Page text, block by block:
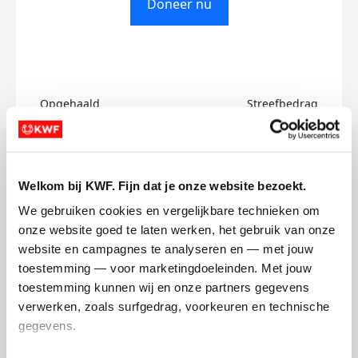
Welkom bij KWF. Fijn dat je onze website bezoekt.
We gebruiken cookies en vergelijkbare technieken om
onze website goed te laten werken, het gebruik van onze
website en campagnes te analyseren en — met jouw
toestemming — voor marketingdoeleinden. Met jouw
toestemming kunnen wij en onze partners gegevens
verwerken, zoals surfgedrag, voorkeuren en technische
gegevens.
Doneer nu
Opgehaald
€0
Streefbedrag
€1.000
Ankie-En-Math's badges